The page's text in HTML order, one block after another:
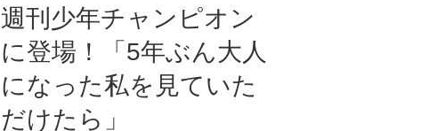
週刊少年チャンピオン
に登場！「5年ぶん大人
になった私を見ていた
だけたら」